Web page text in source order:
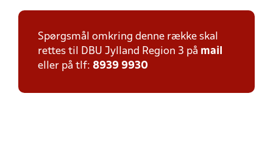
Spørgsmål omkring denne række skal
rettes til DBU Jylland Region 3 på mail
eller på tlf: 8939 9930